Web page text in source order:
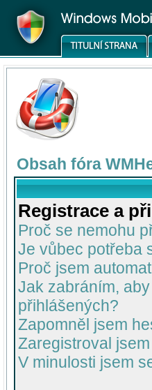
Obsah fóra
Registrace a
Proč se nemohu
Je vůbec potřeba
Proč jsem
Jak zabráním,
přihlášených?
Zapomněl jsem
Zaregistroval
V minulosti jsem